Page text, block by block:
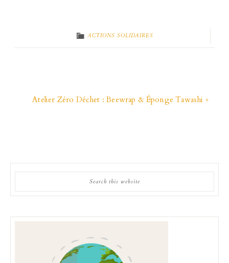
ACTIONS SOLIDAIRES
Atelier Zéro Déchet : Beewrap & Éponge Tawashi »